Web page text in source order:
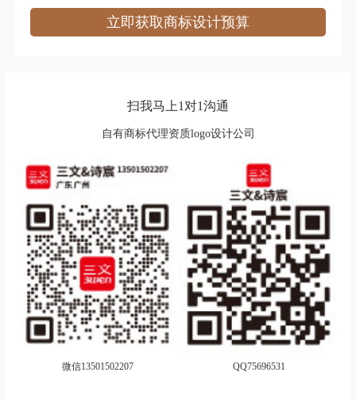
立即获取商标设计预算
扫我马上1对1沟通
自有商标代理资质logo设计公司
微信13501502207 QQ75696531